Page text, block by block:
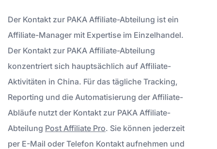
Der Kontakt zur PAKA Affiliate-Abteilung ist ein
Affiliate-Manager mit Expertise im Einzelhandel.
Der Kontakt zur PAKA Affiliate-Abteilung
konzentriert sich hauptsächlich auf Affiliate-
Aktivitäten in China. Für das tägliche Tracking,
Reporting und die Automatisierung der Affiliate-
Abläufe nutzt der Kontakt zur PAKA Affiliate-
Abteilung Post Affiliate Pro. Sie können jederzeit
per E-Mail oder Telefon Kontakt aufnehmen und